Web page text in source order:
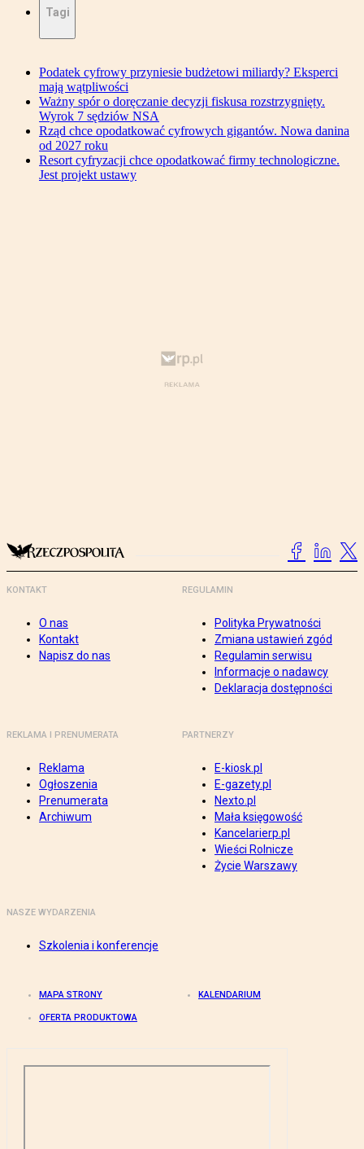
Tagi
Podatek cyfrowy przyniesie budżetowi miliardy? Eksperci
mają wątpliwości
Ważny spór o doręczanie decyzji fiskusa rozstrzygnięty.
Wyrok 7 sędziów NSA
Rząd chce opodatkować cyfrowych gigantów. Nowa danina
od 2027 roku
Resort cyfryzacji chce opodatkować firmy technologiczne.
Jest projekt ustawy
KONTAKT
O nas
Kontakt
Napisz do nas
REGULAMIN
Polityka Prywatności
Zmiana ustawień zgód
Regulamin serwisu
Informacje o nadawcy
Deklaracja dostępności
REKLAMA I PRENUMERATA
Reklama
Ogłoszenia
Prenumerata
Archiwum
PARTNERZY
E-kiosk.pl
E-gazety.pl
Nexto.pl
Mała księgowość
Kancelarierp.pl
Wieści Rolnicze
Życie Warszawy
NASZE WYDARZENIA
Szkolenia i konferencje
MAPA STRONY KALENDARIUM
OFERTA PRODUKTOWA